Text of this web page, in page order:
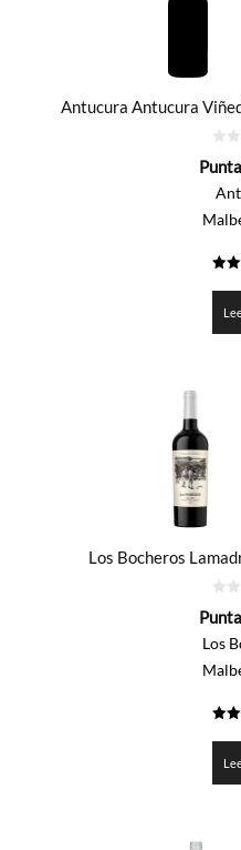
Antucura Antucura
de
Los Bocheros
de
Los